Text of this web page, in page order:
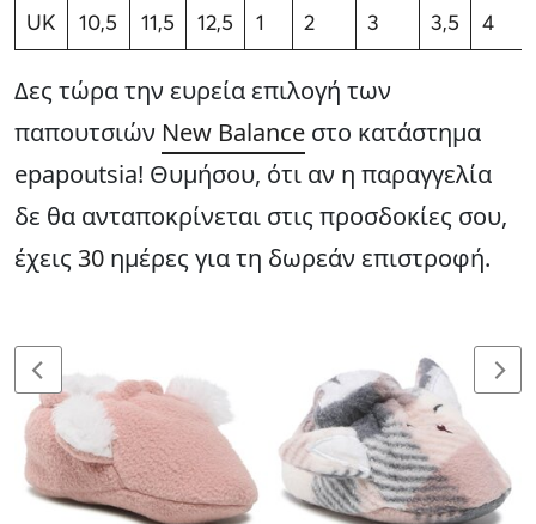
UK
10,5 11,5 12,5 1 2 3 3,5 4
Δες τώρα την ευρεία επιλογή των
παπουτσιών New Balance στο κατάστημα
epapoutsia! Θυμήσου, ότι αν η παραγγελία
δε θα ανταποκρίνεται στις προσδοκίες σου,
έχεις 30 ημέρες για τη δωρεάν επιστροφή.